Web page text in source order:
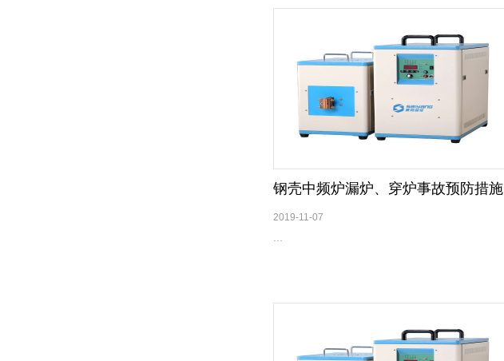
钢壳中频炉漏炉、穿炉事故预防措施
2019-11-07